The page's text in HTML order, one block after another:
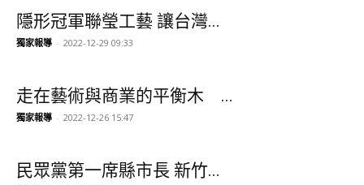
隱形冠軍聯瑩工藝 讓台灣...
獨家報導 - 2022-12-29 09:33
走在藝術與商業的平衡木 ...
獨家報導 - 2022-12-26 15:47
民眾黨第一席縣市長 新竹...